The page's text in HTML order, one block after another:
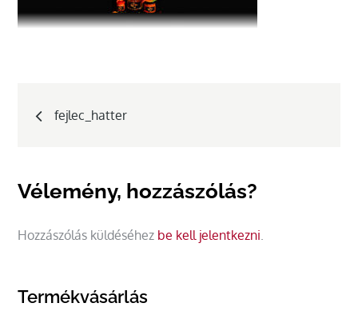
Bejegyzés
fejlec_hatter
Vélemény, hozzászólás?
Hozzászólás küldéséhez be kell jelentkezni.
Termékvásárlás